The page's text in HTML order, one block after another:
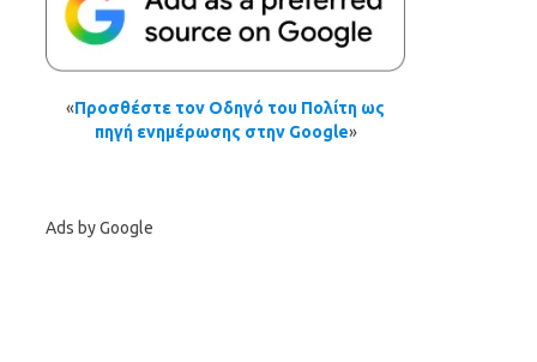
«Προσθέστε τον Οδηγό του Πολίτη ως
πηγή ενημέρωσης στην Google»
Ads by Google